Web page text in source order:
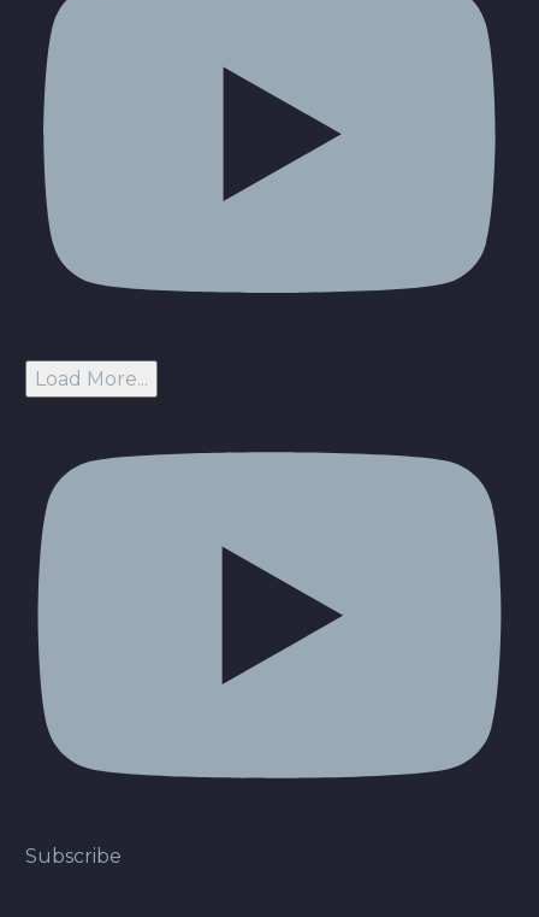
Load More...
Subscribe